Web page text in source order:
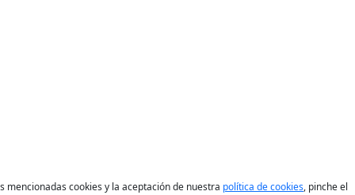
cookies y la aceptación de nuestra política de cookies, pinche el